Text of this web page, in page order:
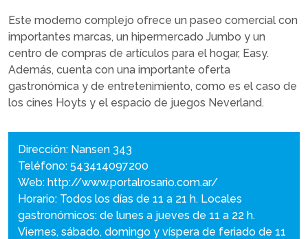
Este moderno complejo ofrece un paseo comercial con
importantes marcas, un hipermercado Jumbo y un
centro de compras de artículos para el hogar, Easy.
Además, cuenta con una importante oferta
gastronómica y de entretenimiento, como es el caso de
los cines Hoyts y el espacio de juegos Neverland.
Dirección: Nansen 343
Teléfono: 543414097200
Web: http://www.portalrosario.com.ar/
Horario: Todos los días de 11 a 21 h. Locales
gastronómicos: de lunes a jueves de 11 a 22 h.
Viernes, sábado, domingo y víspera de feriado de 11